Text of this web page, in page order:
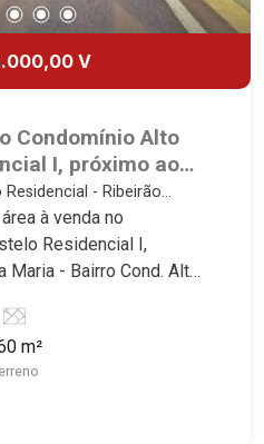
V
Condomínio Alto
I, próximo ao
Ribeirão Preto/SP.
- Ribeirão
à venda no
Residencial I,
Maria - Bairro Cond. Alto
deste imóvel que a
para você: -
Plano - Condomínio
m²